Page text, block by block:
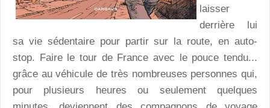
laisser
derrière lui
sa vie sédentaire pour partir sur la route, en auto-
stop. Faire le tour de France avec le pouce tendu...
grâce au véhicule de très nombreuses personnes qui,
pour plusieurs heures ou seulement quelques